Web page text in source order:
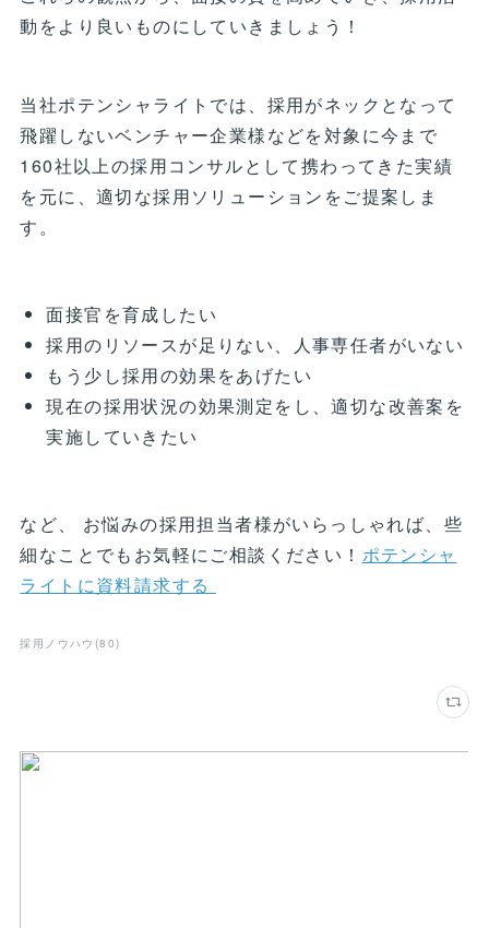
動をより良いものにしていきましょう！
当社ポテンシャライトでは、採用がネックとなって
飛躍しないベンチャー企業様などを対象に今まで
160社以上の採用コンサルとして携わってきた実績
を元に、適切な採用ソリューションをご提案しま
す。
面接官を育成したい
採用のリソースが足りない、人事専任者がいない
もう少し採用の効果をあげたい
現在の採用状況の効果測定をし、適切な改善案を
実施していきたい
など、 お悩みの採用担当者様がいらっしゃれば、些
細なことでもお気軽にご相談ください！ ポテンシャ
ライトに資料請求する
採用ノウハウ (80)